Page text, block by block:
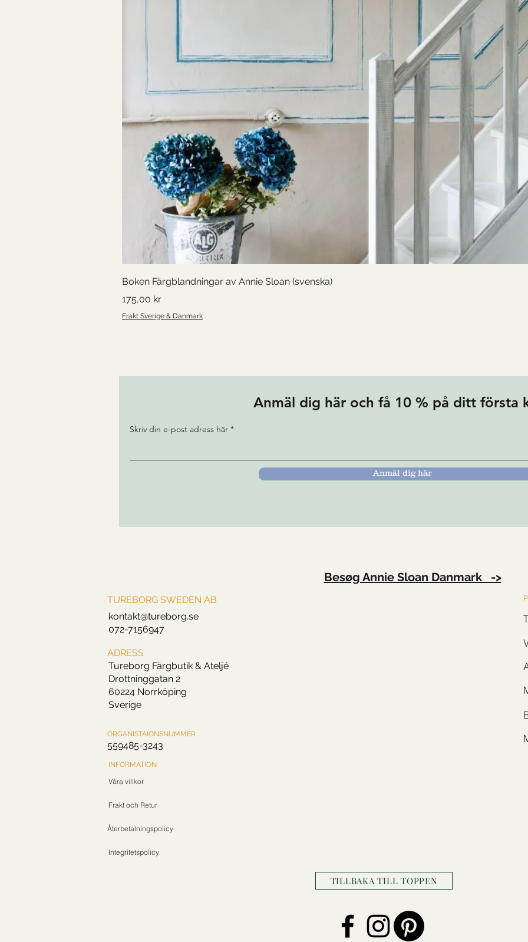
Boken Färgblandningar av Annie Sloan (svenska)
Pris
175,00 kr
Frakt Sverige & Danmark
Anmäl dig här och få 10 % på ditt första
Skriv din e-post adress här
Anmäl dig här
Besøg Annie Sloan Danmark ->
TUREBORG SWEDEN AB
kontakt@tureborg.se
072-7156947
ADRESS
Tureborg Färgbutik & Ateljé
Drottninggatan 2
60224 Norrköping
Sverige
ORGANISTAIONSNUMMER
559485-3243
INFORMATION
Våra villkor
Frakt och Retur
Återbetalningspolicy
Integritetspolicy
TILLBAKA TILL TOPPEN